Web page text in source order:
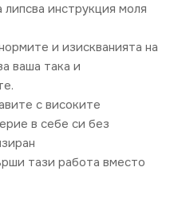
инструкция моля
и изискванията на
ваша така и
с високите
в себе си без
тази работа вместо